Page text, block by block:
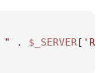
" . $_SERVER[